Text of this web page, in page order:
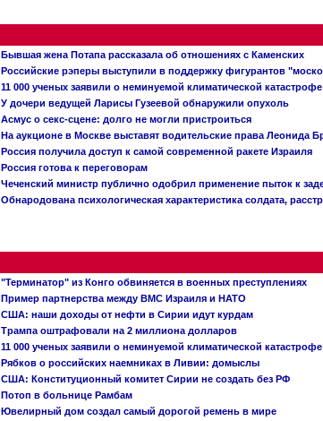
Бывшая жена Потапа рассказала об отношениях с Каменских
Российские рэперы выступили в поддержку фигурантов
11 000 ученых заявили о неминуемой климатической катастрофе
У дочери ведущей Ларисы Гузеевой обнаружили опухоль
Асмус о секс-сцене: долго не могли пристроиться
На аукционе в Москве выставят водительские права Леонида
Россия получила доступ к самой современной ракете Израиля
Россия готова к переговорам
Чеченский министр публично одобрил применение пыток к
Обнародована психологическая характеристика солдата,
"Терминатор" из Конго обвиняется в военных преступлениях
Пример партнерства между ВМС Израиля и НАТО
США: наши доходы от нефти в Сирии идут курдам
Трампа оштрафовали на 2 миллиона долларов
11 000 ученых заявили о неминуемой климатической катастрофе
Рябков о российских наемниках в Ливии: домыслы
США: Конституционный комитет Сирии не создать без РФ
Потоп в больнице Рамбам
Ювелирный дом создал самый дорогой ремень в мире